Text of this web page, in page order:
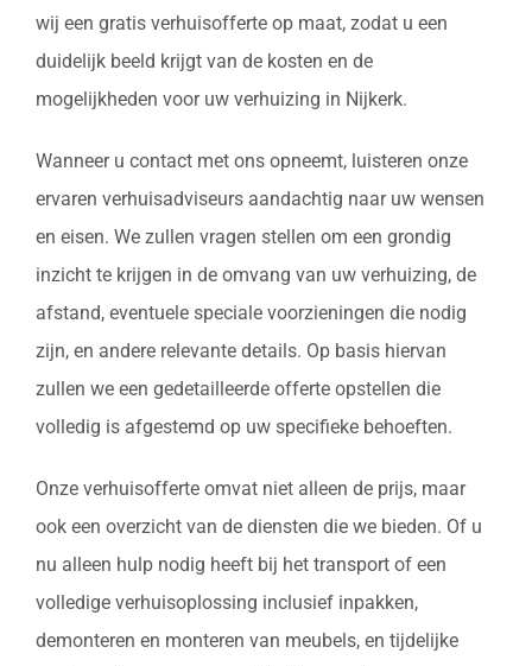
wij een gratis verhuisofferte op maat, zodat u een
duidelijk beeld krijgt van de kosten en de
mogelijkheden voor uw verhuizing in Nijkerk.
Wanneer u contact met ons opneemt, luisteren onze
ervaren verhuisadviseurs aandachtig naar uw wensen
en eisen. We zullen vragen stellen om een grondig
inzicht te krijgen in de omvang van uw verhuizing, de
afstand, eventuele speciale voorzieningen die nodig
zijn, en andere relevante details. Op basis hiervan
zullen we een gedetailleerde offerte opstellen die
volledig is afgestemd op uw specifieke behoeften.
Onze verhuisofferte omvat niet alleen de prijs, maar
ook een overzicht van de diensten die we bieden. Of u
nu alleen hulp nodig heeft bij het transport of een
volledige verhuisoplossing inclusief inpakken,
demonteren en monteren van meubels, en tijdelijke